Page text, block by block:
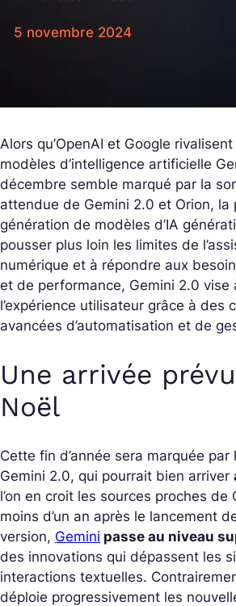
5 novembre 2024
Alors qu’OpenAI et Google
modèles d’intelligence artificielle
décembre semble marqué par la
attendue de Gemini 2.0 et Orion, la
génération de modèles d’IA
pousser plus loin les limites de
numérique et à répondre aux
et de performance, Gemini 2.0 vise
l’expérience utilisateur grâce à des
avancées d’automatisation et de
Une arrivée
Noël
Cette fin d’année sera marquée par
Gemini 2.0, qui pourrait bien arriver
l’on en croit les sources proches de
moins d’un an après le lancement
version, Gemini passe au niveau
des innovations qui dépassent les
interactions textuelles.
déploie progressivement les